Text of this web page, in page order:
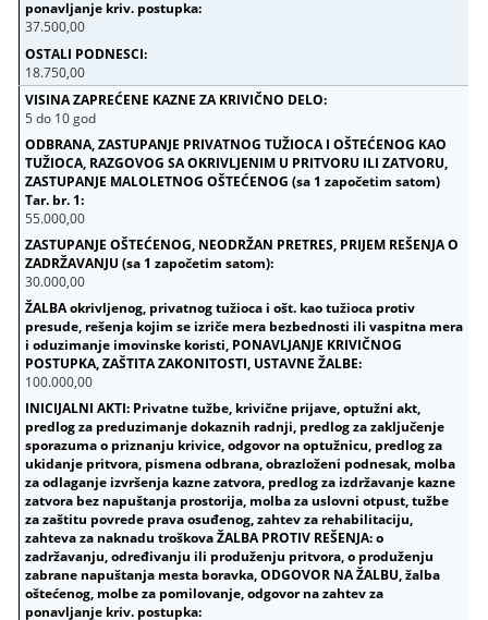
37.500,00
18.750,00
5 do 10 god
55.000,00
30.000,00
100.000,00